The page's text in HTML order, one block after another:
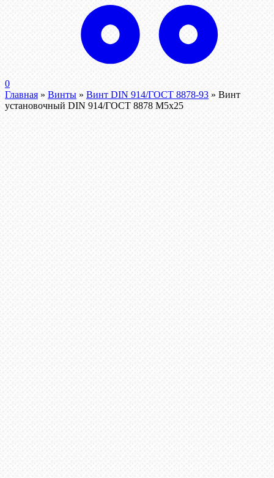
0
Главная » Винты » Винт DIN 914/ГОСТ 8878-93 » Винт
установочный DIN 914/ГОСТ 8878 M5x25